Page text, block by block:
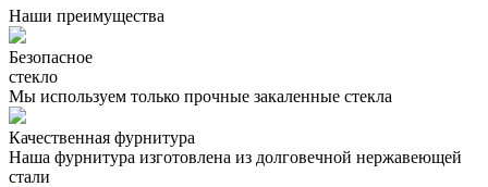
Наши преимущества
Безопасное
стекло
Мы используем только прочные закаленные стекла
Качественная фурнитура
Наша фурнитура изготовлена из долговечной нержавеющей
стали